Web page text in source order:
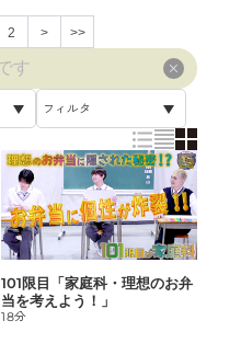
2 > >>
フィルタ
すべて
視聴済み
未視聴
101限目「家庭科・理想のお弁
当を考えよう！」
18分